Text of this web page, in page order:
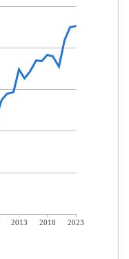
2013 2018
2023